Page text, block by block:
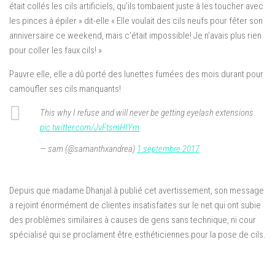
était collés les cils artificiels, qu’ils tombaient juste à les toucher avec
les pinces à épiler » dit-elle « Elle voulait des cils neufs pour fêter son
anniversaire ce weekend, mais c’était impossible! Je n’avais plus rien
pour coller les faux cils! »
Pauvre elle, elle a dû porté des lunettes fumées des mois durant pour
camoufler ses cils manquants!
This why I refuse and will never be getting eyelash extensions
pic.twitter.com/JvFtsmHIYm
— sam (@samanthxandrea) 1 septembre 2017
Depuis que madame Dhanjal à publié cet avertissement, son message
a rejoint énormément de clientes insatisfaites sur le net qui ont subie
des problèmes similaires à causes de gens sans technique, ni cour
spécialisé qui se proclament être esthéticiennes pour la pose de cils.